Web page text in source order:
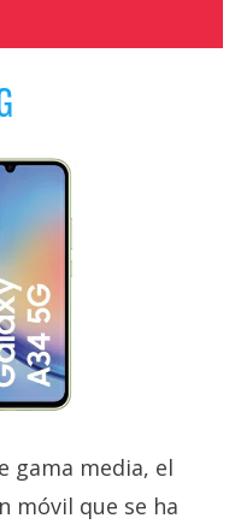
gama media, el
móvil que se ha